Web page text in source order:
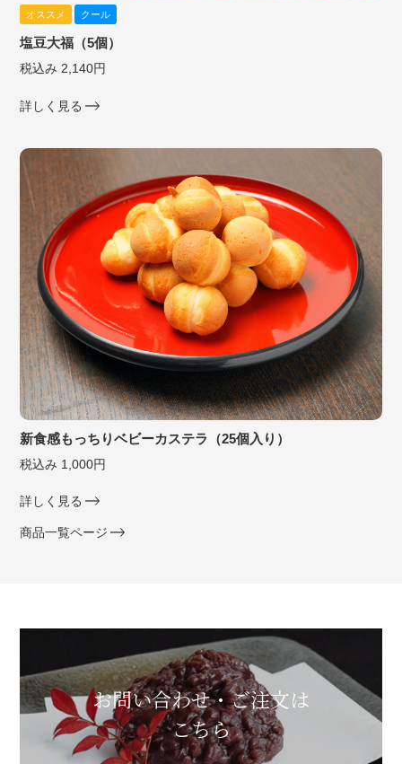
オススメ クール
塩豆大福（5個）
税込み 2,140円
詳しく見る
新食感もっちりベビーカステラ（25個入り）
税込み 1,000円
詳しく見る
商品一覧ページ
お問い合わせ・ご注文は
こちら